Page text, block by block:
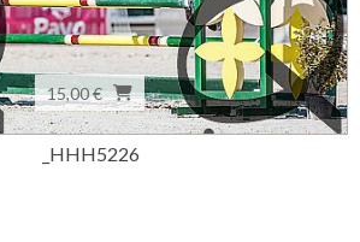
15,00 €
_HHH5226